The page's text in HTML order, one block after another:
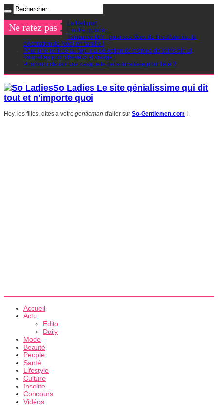
Ne ratez pas
La Religion
L’autre monde…
Tendance DIY : pour ces fêtes de fins d’année, la
décoration de Noel en famille !
Pour une rentrée au top, ma sélection de crèmes de soins bio et
naturelles pour cheveux et visage !
Pourquoi choisir une casquette personnalisée pour l’été ?
So Ladies Le site génialissime qui dit
tout et n'importe quoi
Hey, les filles, dites a votre gentleman d'aller sur So-Gentlemen.com !
Accueil
Actu
Edito
Daily
Mode
Beauté
People
Santé
Lifestyle
Culture
Insolite
Concours
Vidéos